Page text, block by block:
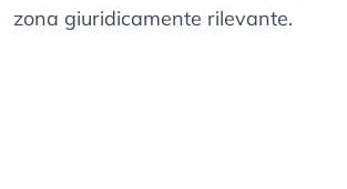
zona giuridicamente rilevante.